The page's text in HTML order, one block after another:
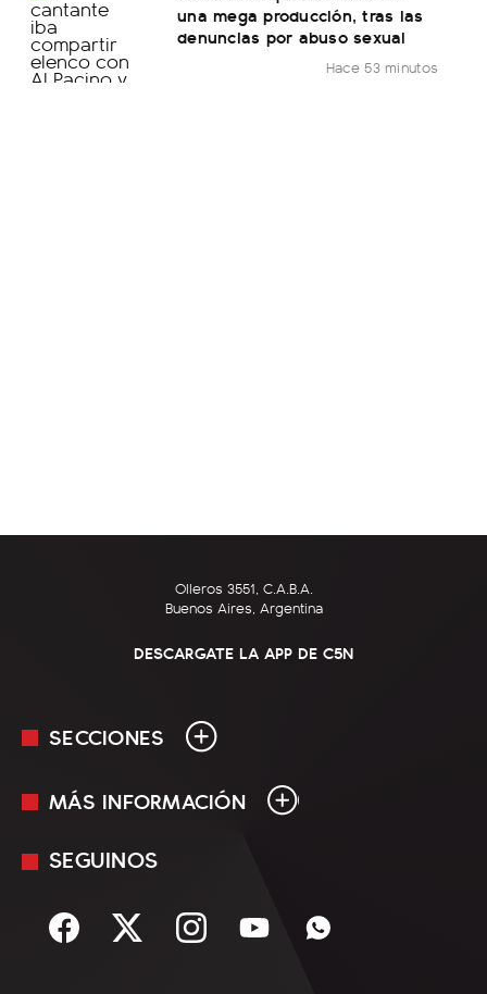
una mega producción, tras las
denuncias por abuso sexual
Hace 53 minutos
Olleros 3551, C.A.B.A.
Buenos Aires, Argentina
DESCARGATE LA APP DE C5N
SECCIONES
En Vivo
Sociedad
MÁS INFORMACIÓN
Mediakit
Términos y condiciones
SEGUINOS